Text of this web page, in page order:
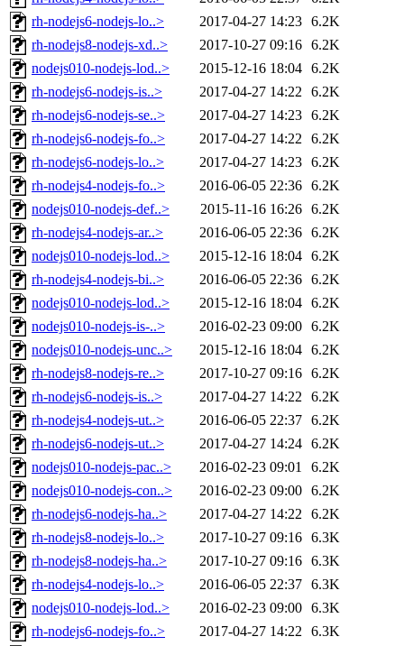
rh-nodejs6-nodejs-lo..>
2017-04-27 14:23 6.2K
rh-nodejs8-nodejs-xd..>
2017-10-27 09:16 6.2K
nodejs010-nodejs-lod..>
2015-12-16 18:04 6.2K
rh-nodejs6-nodejs-is..>
2017-04-27 14:22 6.2K
rh-nodejs6-nodejs-se..>
2017-04-27 14:23 6.2K
rh-nodejs6-nodejs-fo..>
2017-04-27 14:22 6.2K
rh-nodejs6-nodejs-lo..>
2017-04-27 14:23 6.2K
rh-nodejs4-nodejs-fo..>
2016-06-05 22:36 6.2K
nodejs010-nodejs-def..>
2015-11-16 16:26 6.2K
rh-nodejs4-nodejs-ar..>
2016-06-05 22:36 6.2K
nodejs010-nodejs-lod..>
2015-12-16 18:04 6.2K
rh-nodejs4-nodejs-bi..>
2016-06-05 22:36 6.2K
nodejs010-nodejs-lod..>
2015-12-16 18:04 6.2K
nodejs010-nodejs-is-..>
2016-02-23 09:00 6.2K
nodejs010-nodejs-unc..>
2015-12-16 18:04 6.2K
rh-nodejs8-nodejs-re..>
2017-10-27 09:16 6.2K
rh-nodejs6-nodejs-is..>
2017-04-27 14:22 6.2K
rh-nodejs4-nodejs-ut..>
2016-06-05 22:37 6.2K
rh-nodejs6-nodejs-ut..>
2017-04-27 14:24 6.2K
nodejs010-nodejs-pac..>
2016-02-23 09:01
6.2K
nodejs010-nodejs-con..>
2016-02-23 09:00 6.2K
rh-nodejs6-nodejs-ha..>
2017-04-27 14:22 6.2K
rh-nodejs8-nodejs-lo..>
2017-10-27 09:16 6.3K
rh-nodejs8-nodejs-ha..>
2017-10-27 09:16 6.3K
rh-nodejs4-nodejs-lo..>
2016-06-05 22:37 6.3K
nodejs010-nodejs-lod..>
2016-02-23 09:00 6.3K
rh-nodejs6-nodejs-fo..>
2017-04-27 14:22 6.3K